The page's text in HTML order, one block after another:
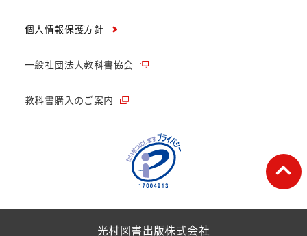
個人情報保護方針
一般社団法人教科書協会
教科書購入のご案内
光村図書出版株式会社
ペ